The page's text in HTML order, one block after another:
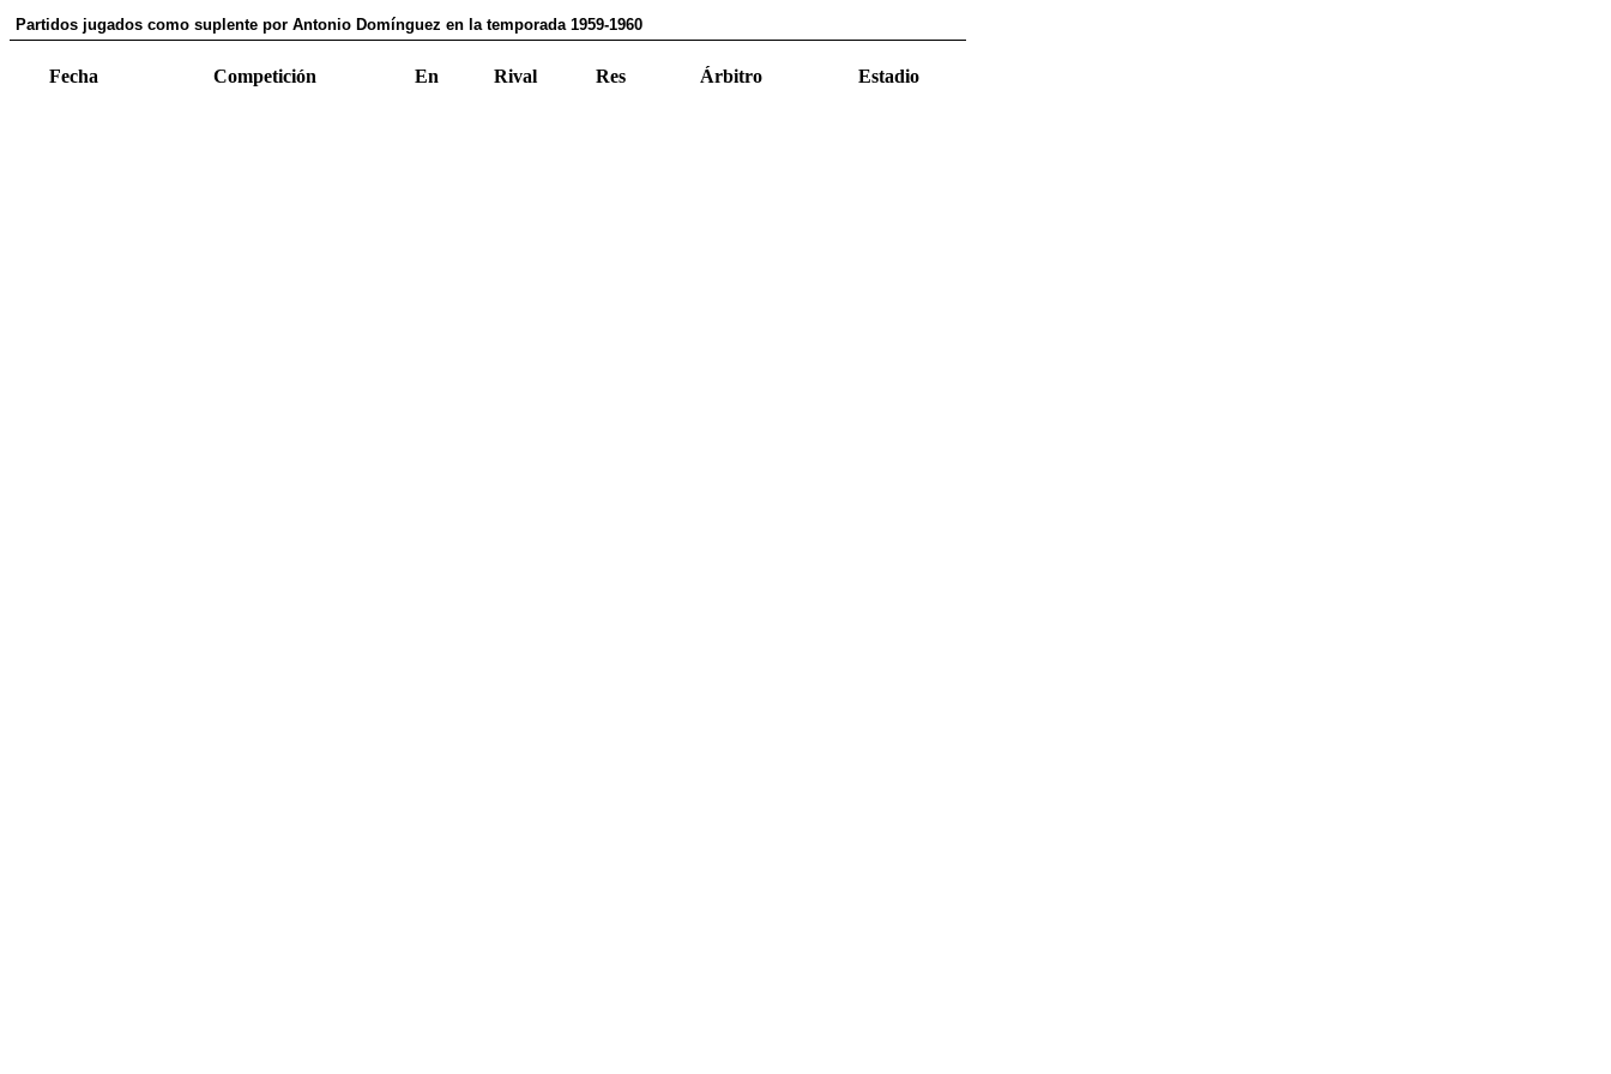
Partidos jugados como suplente por Antonio Domínguez en la temporada 1959-1960
Fecha Competición En Rival Res Árbitro Estadio